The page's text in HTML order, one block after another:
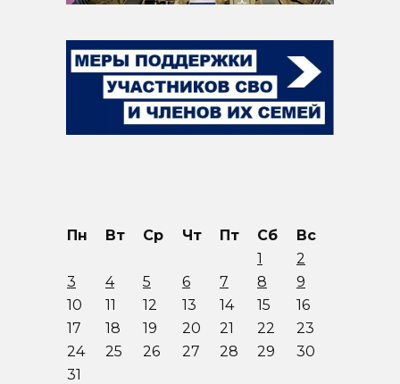
Пн Вт Ср Чт Пт Сб
Вс
1
2
3
4 5 6 7 8
9
10
11 12 13 14 15
16
17
18 19 20 21 22
23
24
25 26 27 28 29
30
31